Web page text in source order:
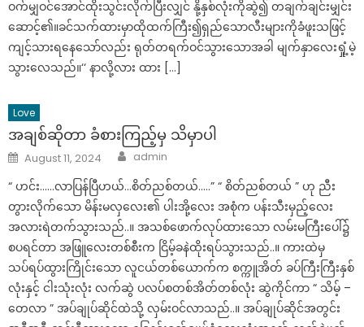
ဝက်မျှဝင်အောင်ထိုးသွင်းလိုက်ပြီးလျှင် နို့နှစ်လုံးကိုဆွဲ၍ တချက်ချင်းမျှင်း
ဆောင့်၏။ခင်သက်ထားမှာထိုထက်ကြီး၍ရှည်သောလီးများကိုခံဖူးသဖြင့်
ကျင့်သားရနေသော်လည်း ရုတ်တရက်ဝင်သွားသောအခါ မျက်နှာလေးရှုံ့မဲ့
သွားလေသည်။‘‘ နာလို့လား ထား […]
Love
အချစ်ဆိုတာ ခံစားကြည့်မှ သိမှာပါ
Posted
on
August 11, 2024 Author
admin
“ ဟင်း……လာပြန်ပြီဟယ်…စိတ်ညစ်တယ်…..” “ စိတ်ညစ်တယ် ” ဟု ညီး
တွားလိုက်သော မိန်းမလှလေး၏ ပါးအို့လေး အစုံက ပန်းသီးမှည့်လေး
အလားရဲတက်သွားသည်..။ အသစ်ဖောက်လုပ်ထားသော လမ်းမကြီးပေါ်၌
စပရင်တာ အဖြူလေးတစ်စီးက ငြိမ့်ခနဲထိုးရပ်သွားသည်..။ ကားထဲမှ
သပ်ရပ်ထွားကြိုင်းသော လူငယ်တစ်ယောက်က စက္ကူအိတ် ခပ်ကြီးကြီးနှစ်
လုံးနှင့် ငါးသုံးလုံး လက်ဆွဲ ပလပ်စတစ်အိတ်တစ်လုံး ဆွဲကိုင်ကာ “ သိမ့် –
တေလာ ” အပ်ချုပ်ဆိုင်ထဲသို့ လှမ်းဝင်လာသည်..။ အပ်ချုပ်ဆိုင်အတွင်း